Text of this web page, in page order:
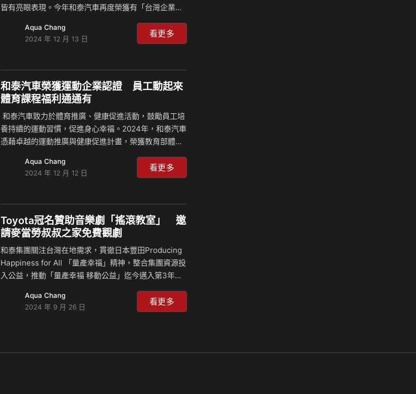
皆有亮眼表現。今年和泰汽車再度榮獲有「台灣企業永
一舉奪下「企業永續報告類汽車業-白金獎」、「綜合績
效獎-台灣百大永續企業獎」、「永續單項績效獎-社會
「永續單項績效獎-創意溝通領袖獎」五項大獎，獲獎數
量為同業之最，永續經營成果備受外界肯定。 「TCSA
台灣企業永續獎」由TAISE台灣永續能源研究基金會主
領域的知名企業，歷屆參獎的上市公司佔股市總市值…
Aqua Chang
2024 年 12 月 13 日
看更多
和泰汽車榮獲運動企業認證 員工動起來
體育課程福利通通有
和泰汽車致力於體育推廣、健康促進活動，鼓勵員工培
養持續的運動習慣，促進身心幸福。2024年，和泰汽車
憑藉卓越的運動推廣與健康促進計畫，榮獲教育部體育
開始辦理共好運動賽事，透過團體運動競技凝聚向心
力。去年共舉辦兩場大型運動賽事，共好羽球賽吸引了
包含近千人次球員及啦啦隊共襄盛舉。競賽中透過彼此
切磋球技，充分展現了員工參與運動的熱情，比賽場面
十分熱血，更成為集團員工最期待的活動之一！ 為維持
汽車更著重於舉辦運動促進活動，提供多元課程與講…
Aqua Chang
2024 年 12 月 12 日
看更多
Toyota冠名贊助音樂劇「搖滾教室」 邀
請麥當勞叔叔之家免費觀劇
和泰集團關注台灣在地需求，貫徹日本豐田Producing
Happiness for All 「量產幸福」精神，整合集團資源投
入公益，推動「量產幸福 移動公益」迄今邁入第3年，
過TOYOTA冠名贊助的音樂劇《搖滾教室》活動，邀請
麥當勞叔叔之家慈善基金會到場觀劇，期望藉由音樂劇
的孩子因癌症、心臟病、罕見疾病需要就醫治療，許多
Aqua Chang
2024 年 9 月 26 日
看更多